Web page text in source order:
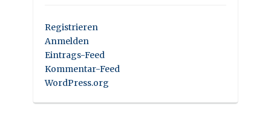
Registrieren
Anmelden
Eintrags-Feed
Kommentar-Feed
WordPress.org